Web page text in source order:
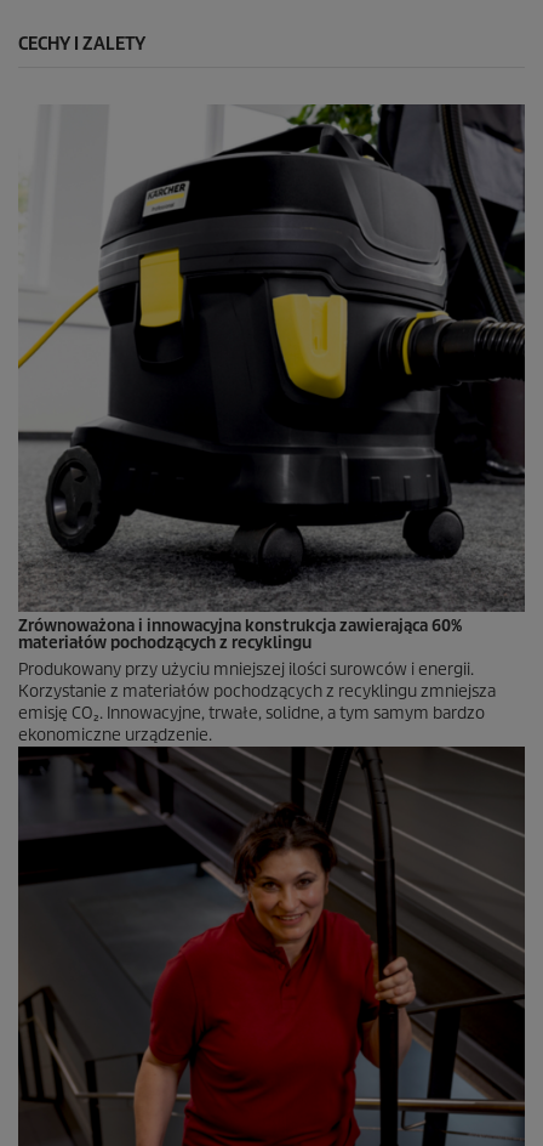
CECHY I ZALETY
Zrównoważona i innowacyjna konstrukcja zawierająca 60%
materiałów pochodzących z recyklingu
Produkowany przy użyciu mniejszej ilości surowców i energii.
Korzystanie z materiałów pochodzących z recyklingu zmniejsza
emisję CO₂. Innowacyjne, trwałe, solidne, a tym samym bardzo
ekonomiczne urządzenie.